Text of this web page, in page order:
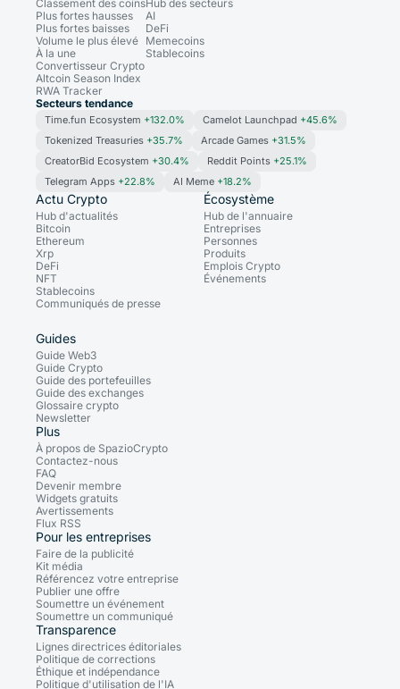
Classement des coins
Plus fortes hausses
Plus fortes baisses
Volume le plus élevé
À la une
Convertisseur Crypto
Altcoin Season Index
RWA Tracker
Hub des secteurs
AI
DeFi
Memecoins
Stablecoins
Secteurs tendance
Time.fun Ecosystem +132.0% Camelot Launchpad +45.6%
Tokenized Treasuries +35.7% Arcade Games +31.5%
CreatorBid Ecosystem +30.4% Reddit Points +25.1%
Telegram Apps +22.8% AI Meme +18.2%
Actu Crypto
Hub d'actualités
Bitcoin
Ethereum
Xrp
DeFi
NFT
Stablecoins
Communiqués de presse
Écosystème
Hub de l'annuaire
Entreprises
Personnes
Produits
Emplois Crypto
Événements
Guides
Guide Web3
Guide Crypto
Guide des portefeuilles
Guide des exchanges
Glossaire crypto
Newsletter
Plus
À propos de SpazioCrypto
Contactez-nous
FAQ
Devenir membre
Widgets gratuits
Avertissements
Flux RSS
Pour les entreprises
Faire de la publicité
Kit média
Référencez votre entreprise
Publier une offre
Soumettre un événement
Soumettre un communiqué
Transparence
Lignes directrices éditoriales
Politique de corrections
Éthique et indépendance
Politique d'utilisation de l'IA